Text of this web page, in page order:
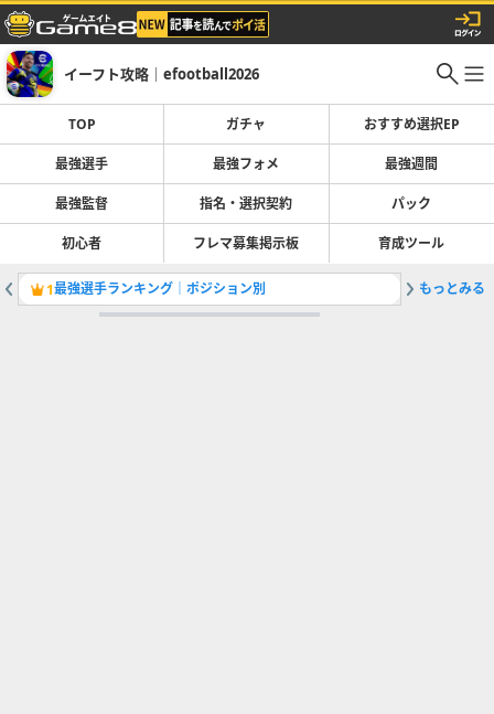
イーフト攻略｜efootball2026
TOP ガチャ おすすめ選択EP
最強選手 最強フォメ 最強週間
最強監督 指名・選択契約 パック
初心者 フレマ募集掲示板 育成ツール
1最強選手ランキング｜ポジション別 2
もっとみる